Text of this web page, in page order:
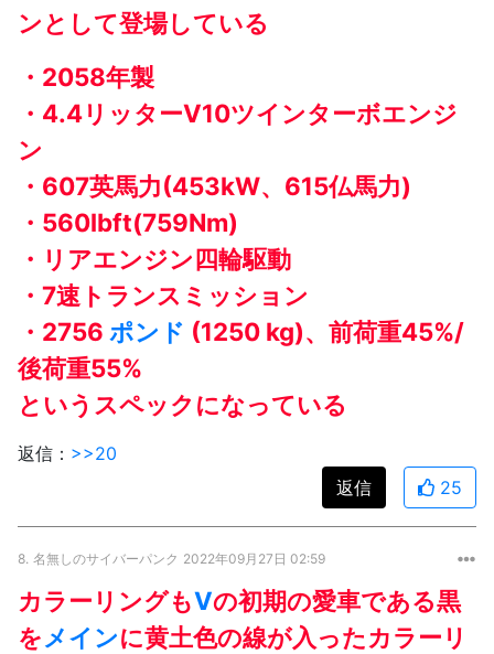
ンとして登場している
・2058年製
・4.4リッターV10ツインターボエンジ
ン
・607英馬力(453kW、615仏馬力)
・560lbft(759Nm)
・リアエンジン四輪駆動
・7速トランスミッション
・2756 ポンド (1250 kg)、前荷重45%/
後荷重55%
というスペックになっている
返信： >>20
返信
25
8. 名無しのサイバーパンク 2022年09月27日 02:59
カラーリングもVの初期の愛車である黒
をメインに黄土色の線が入ったカラーリ